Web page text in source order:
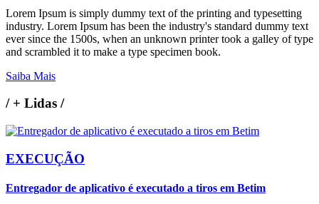
Lorem Ipsum is simply dummy text of the printing and typesetting
industry. Lorem Ipsum has been the industry's standard dummy text
ever since the 1500s, when an unknown printer took a galley of type
and scrambled it to make a type specimen book.
Saiba Mais
/+ Lidas /
EXECUÇÃO
Entregador de aplicativo é executado a tiros em Betim